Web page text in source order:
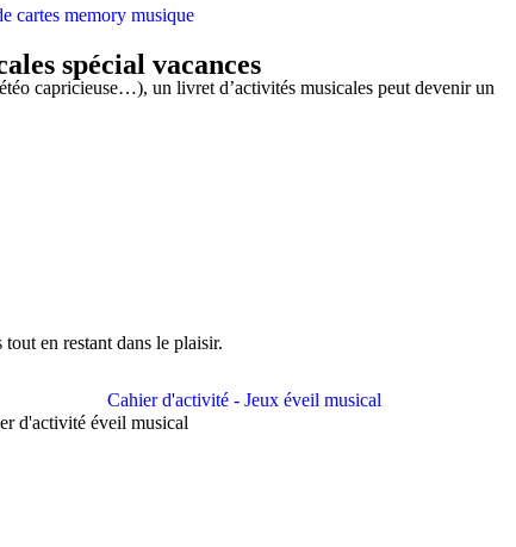
spécial vacances
capricieuse…), un livret d’activités musicales peut devenir un
en restant dans le plaisir.